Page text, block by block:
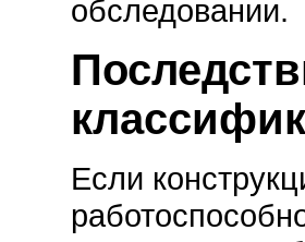
обследовании.
Если